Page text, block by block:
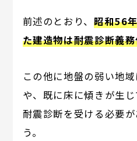
前述のとおり、 昭和56
た建造物は耐震診断義
この他に地盤の弱い地
や、既に床に傾きが生
耐震診断を受ける必要
う。